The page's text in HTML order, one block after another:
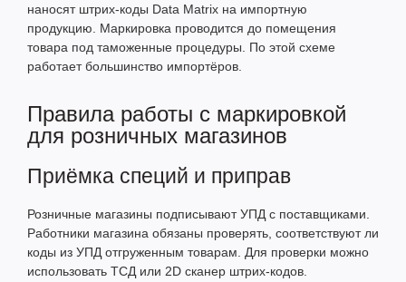
наносят штрих-коды Data Matrix на импортную
продукцию. Маркировка проводится до помещения
товара под таможенные процедуры. По этой схеме
работает большинство импортёров.
Правила работы с маркировкой
для розничных магазинов
Приёмка специй и приправ
Розничные магазины подписывают УПД с поставщиками.
Работники магазина обязаны проверять, соответствуют ли
коды из УПД отгруженным товарам. Для проверки можно
использовать ТСД или 2D сканер штрих-кодов